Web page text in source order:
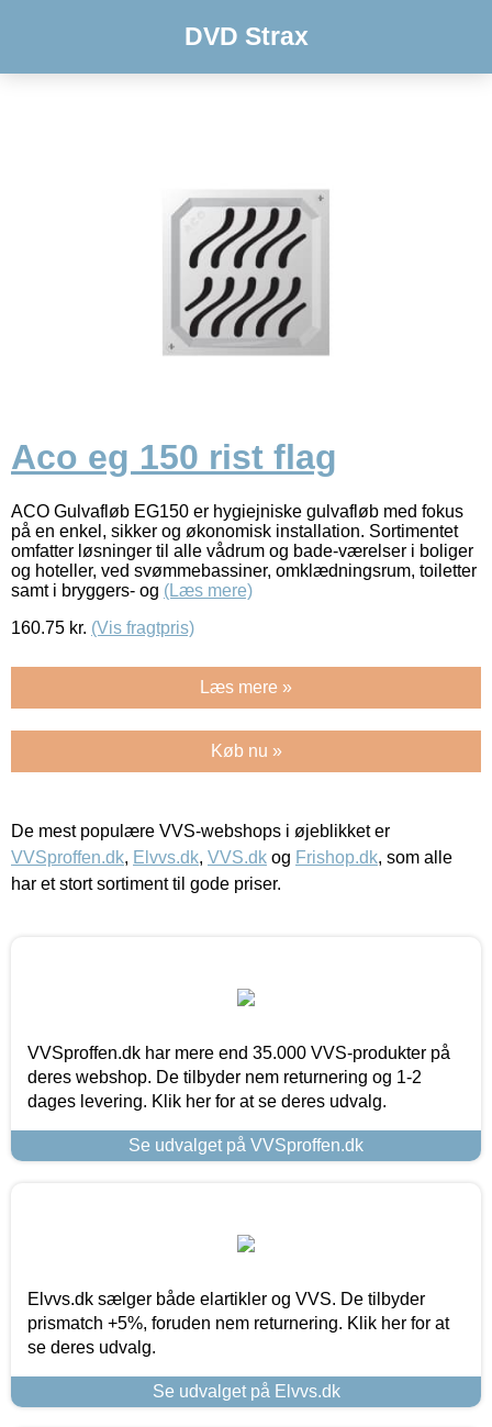
DVD Strax
Aco eg 150 rist flag
ACO Gulvafløb EG150 er hygiejniske gulvafløb med fokus
på en enkel, sikker og økonomisk installation. Sortimentet
omfatter løsninger til alle vådrum og bade-værelser i boliger
og hoteller, ved svømmebassiner, omklædningsrum, toiletter
samt i bryggers- og (Læs mere)
160.75 kr. (Vis fragtpris)
Læs mere »
Køb nu »
De mest populære VVS-webshops i øjeblikket er
VVSproffen.dk, Elvvs.dk, VVS.dk og Frishop.dk, som alle
har et stort sortiment til gode priser.
VVSproffen.dk har mere end 35.000 VVS-produkter på
deres webshop. De tilbyder nem returnering og 1-2
dages levering. Klik her for at se deres udvalg.
Se udvalget på VVSproffen.dk
Elvvs.dk sælger både elartikler og VVS. De tilbyder
prismatch +5%, foruden nem returnering. Klik her for at
se deres udvalg.
Se udvalget på Elvvs.dk